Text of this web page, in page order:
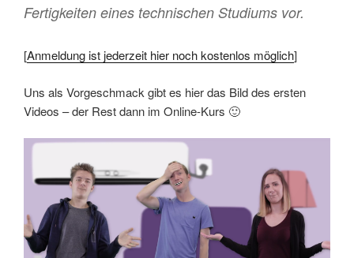
Fertigkeiten eines technischen Studiums vor.
[Anmeldung ist jederzeit hier noch kostenlos möglich]
Uns als Vorgeschmack gibt es hier das Bild des ersten
Videos – der Rest dann im Online-Kurs 🙂